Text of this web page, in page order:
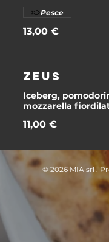
13,00 €
Pesce
ZEUS
Iceberg,
mozzarella
11,00 €
© 2026 MIA srl .